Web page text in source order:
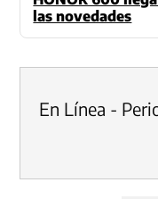
las novedades
En Línea -